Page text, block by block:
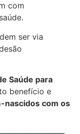
com
ser via
Saúde para
benefício e
nascidos com os